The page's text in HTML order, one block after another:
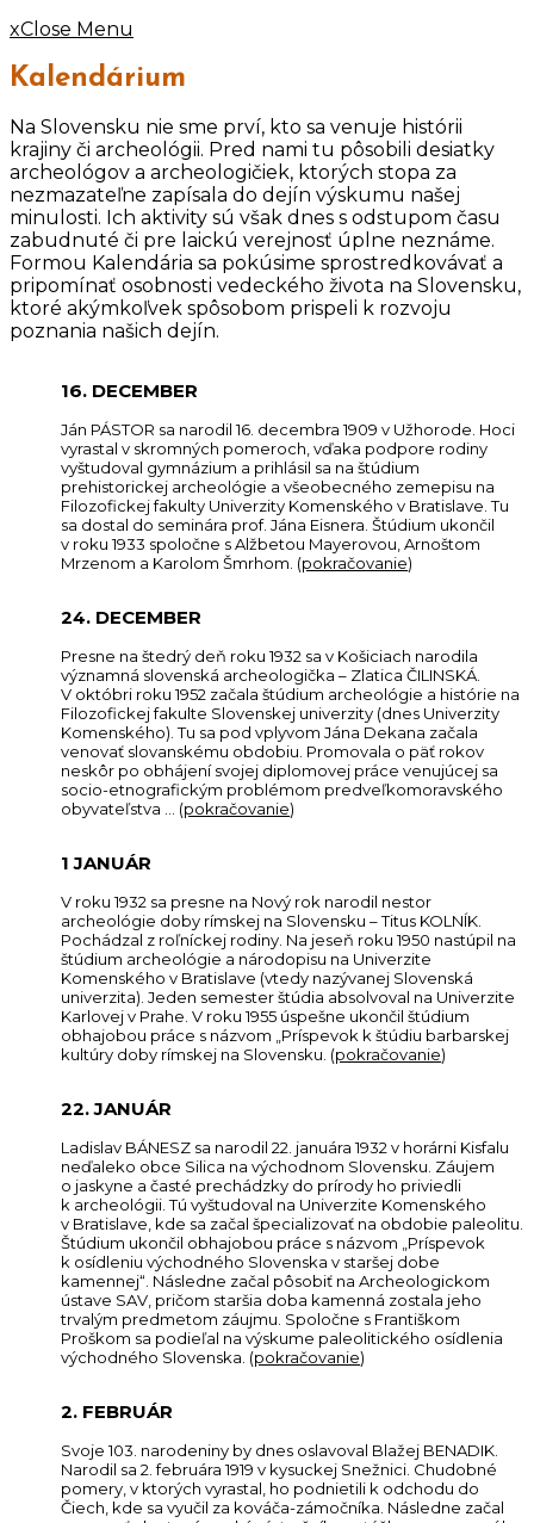
xClose Menu
Kalendárium
Na Slovensku nie sme prví, kto sa venuje histórii
krajiny či archeológii. Pred nami tu pôsobili desiatky
archeológov a archeologičiek, ktorých stopa za
nezmazateľne zapísala do dejín výskumu našej
minulosti. Ich aktivity sú však dnes s odstupom času
zabudnuté či pre laickú verejnosť úplne neznáme.
Formou Kalendária sa pokúsime sprostredkovávať a
pripomínať osobnosti vedeckého života na Slovensku,
ktoré akýmkoľvek spôsobom prispeli k rozvoju
poznania našich dejín.
16. DECEMBER
Ján PÁSTOR sa narodil 16. decembra 1909 v Užhorode. Hoci
vyrastal v skromných pomeroch, vďaka podpore rodiny
vyštudoval gymnázium a prihlásil sa na štúdium
prehistorickej archeológie a všeobecného zemepisu na
Filozofickej fakulty Univerzity Komenského v Bratislave. Tu
sa dostal do seminára prof. Jána Eisnera. Štúdium ukončil
v roku 1933 spoločne s Alžbetou Mayerovou, Arnoštom
Mrzenom a Karolom Šmrhom. (pokračovanie)
24. DECEMBER
Presne na štedrý deň roku 1932 sa v Košiciach narodila
významná slovenská archeologička – Zlatica ČILINSKÁ.
V októbri roku 1952 začala štúdium archeológie a histórie na
Filozofickej fakulte Slovenskej univerzity (dnes Univerzity
Komenského). Tu sa pod vplyvom Jána Dekana začala
venovať slovanskému obdobiu. Promovala o päť rokov
neskôr po obhájení svojej diplomovej práce venujúcej sa
socio-etnografickým problémom predveľkomoravského
obyvateľstva … (pokračovanie)
1 JANUÁR
V roku 1932 sa presne na Nový rok narodil nestor
archeológie doby rímskej na Slovensku – Titus KOLNÍK.
Pochádzal z roľníckej rodiny. Na jeseň roku 1950 nastúpil na
štúdium archeológie a národopisu na Univerzite
Komenského v Bratislave (vtedy nazývanej Slovenská
univerzita). Jeden semester štúdia absolvoval na Univerzite
Karlovej v Prahe. V roku 1955 úspešne ukončil štúdium
obhajobou práce s názvom „Príspevok k štúdiu barbarskej
kultúry doby rímskej na Slovensku. (pokračovanie)
22. JANUÁR
Ladislav BÁNESZ sa narodil 22. januára 1932 v horárni Kisfalu
neďaleko obce Silica na východnom Slovensku. Záujem
o jaskyne a časté prechádzky do prírody ho priviedli
k archeológii. Tú vyštudoval na Univerzite Komenského
v Bratislave, kde sa začal špecializovať na obdobie paleolitu.
Štúdium ukončil obhajobou práce s názvom „Príspevok
k osídleniu východného Slovenska v staršej dobe
kamennej“. Následne začal pôsobiť na Archeologickom
ústave SAV, pričom staršia doba kamenná zostala jeho
trvalým predmetom záujmu. Spoločne s Františkom
Proškom sa podieľal na výskume paleolitického osídlenia
východného Slovenska. (pokračovanie)
2. FEBRUÁR
Svoje 103. narodeniny by dnes oslavoval Blažej BENADIK.
Narodil sa 2. februára 1919 v kysuckej Snežnici. Chudobné
pomery, v ktorých vyrastal, ho podnietili k odchodu do
Čiech, kde sa vyučil za kováča-zámočníka. Následne začal